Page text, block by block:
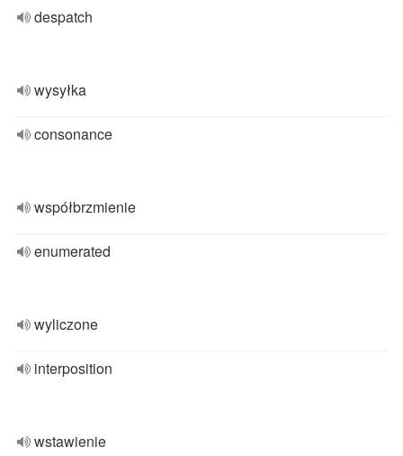
despatch
wysyłka
consonance
współbrzmienie
enumerated
wyliczone
interposition
wstawienie